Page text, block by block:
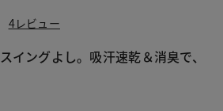
4レビュー
イングよし。吸汗速乾＆消臭で、